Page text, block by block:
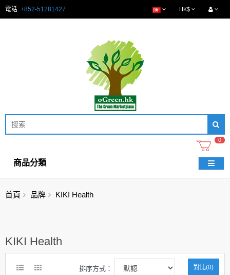
電話: +852-51281427 HK$
0
商品分類
首頁 品牌 KIKI Health
KIKI Health
對比(0)
排序方式：